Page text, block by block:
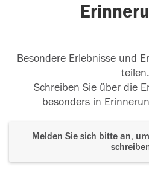
Besondere Erlebnisse und
teilen.
Schreiben Sie über die
besonders in
Melden Sie sich bitte an,